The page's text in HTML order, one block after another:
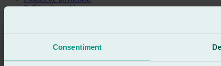
Consentiment
Política de cookies
Sense compromís
671 015 121